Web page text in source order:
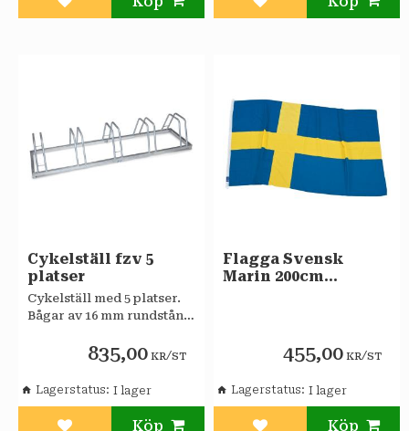
Lägg till i favoriter Lägg till i favoriter
Cykelställ fzv 5
platser
Cykelställ med 5 platser.
Bågar av 16 mm rundstång.
835,00 KR/ST
Lagerstatus
Flagga Svensk
Marin 200cm
455,00 KR/ST
Lagerstatus